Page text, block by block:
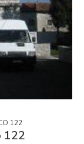
122
122